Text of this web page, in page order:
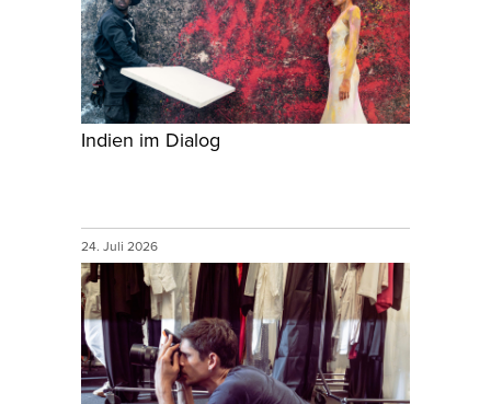
Indien im Dialog
24. Juli 2026